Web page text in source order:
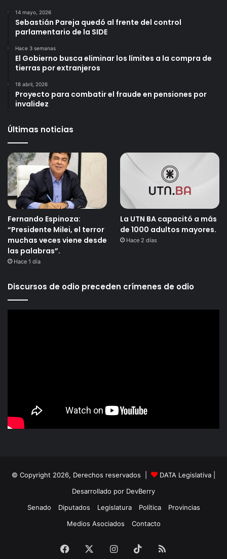
14 mayo, 2026
Sebastián Pareja quedó al frente del control
parlamentario de la SIDE
Hace 3 semanas
El Gobierno busca eliminar los límites a la compra de
tierras por extranjeros
18 abril, 2026
Proyecto para combatir el fraude en pensiones por
invalidez
Últimas noticias
Fernando Espinoza:
“Presidente Milei, el terror
muchas veces viene desde
las palabras”.
Hace 1 día
La UTN BA capacitó a más
de 1000 adultos mayores.
Hace 2 días
Discursos de odio preceden crímenes de odio
© Copyright 2026, Derechos reservados | DATA Legislativa
Desarrollado por DevBerry
Senado
Diputados Legislatura Política
Provincias
Medios Asociados
Contacto
Facebook Instagram
TikTok